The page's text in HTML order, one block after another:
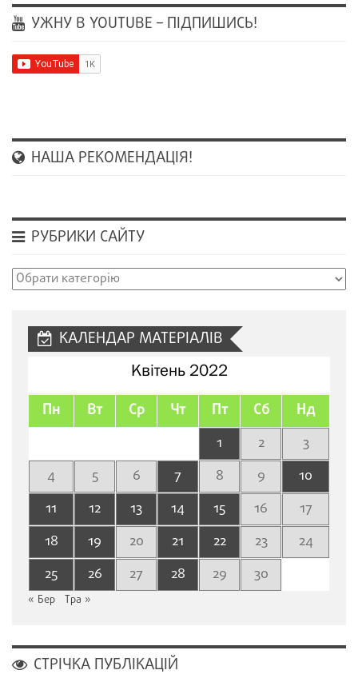
УЖНУ В YOUTUBE – ПІДПИШИСЬ!
НАША РЕКОМЕНДАЦІЯ!
РУБРИКИ САЙТУ
Рубрики
КАЛЕНДАР МАТЕРІАЛІВ
Квітень 2022
Пн Вт Ср Чт Пт Сб Нд
1 2
3
4
5 6 7 8 9
10
11
12 13 14 15 16
17
18
19 20 21 22 23
24
25
26 27 28 29 30
« Бер Тра »
СТРІЧКА ПУБЛІКАЦІЙ